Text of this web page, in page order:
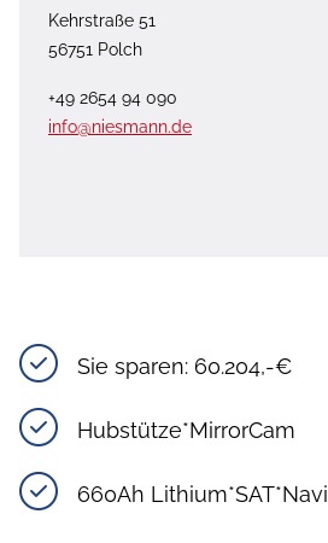
Kehrstraße 51
56751 Polch
+49 2654 94 090
info@niesmann.de
Sie sparen: 60.204,-€
Hubstütze*MirrorCam
660Ah Lithium*SAT*Navi